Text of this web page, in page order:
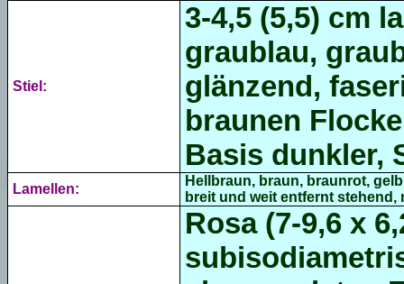
Stiel:
3-4,5 (5,5) cm
graublau,
glänzend,
braunen
Basis dunkler,
Lamellen:
Hellbraun, braun, braunrot,
breit und weit entfernt
Rosa (7-9,6 x